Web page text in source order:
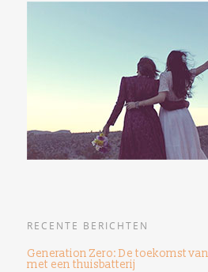
RECENTE BERICHTEN
Generation Zero: De toekomst
met een thuisbatterij